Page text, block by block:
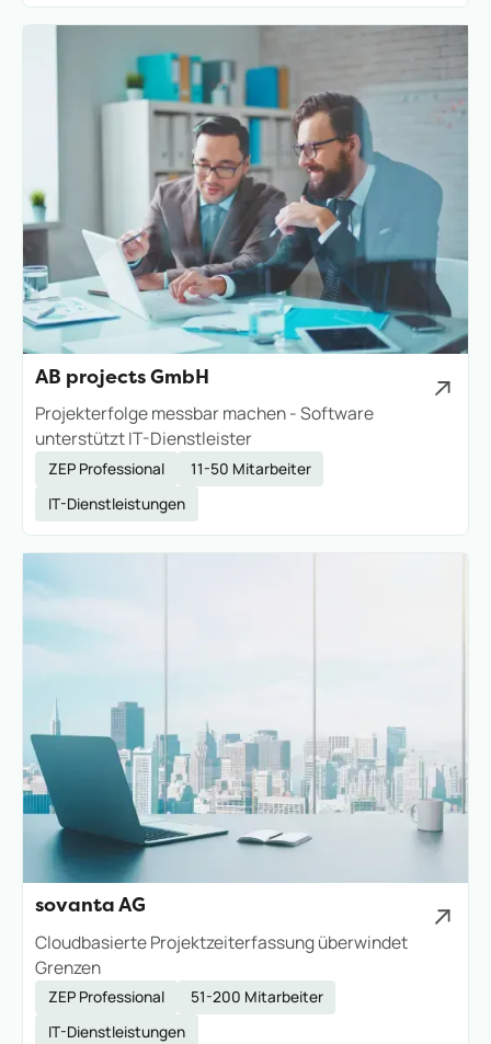
AB projects GmbH
Projekterfolge messbar machen - Software
unterstützt IT-Dienstleister
ZEP Professional
11-50 Mitarbeiter
IT-Dienstleistungen
sovanta AG
Cloudbasierte Projektzeiterfassung überwindet
Grenzen
ZEP Professional
51-200 Mitarbeiter
IT-Dienstleistungen